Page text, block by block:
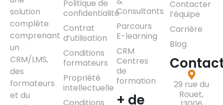
solution
complète
comprenant
un
CRM/LMS,
des
formateurs
et du
Politique de
confidentialité
Contrat
d’utilisation
Conditions
formateurs
Propriété
intellectuelle
Consultants
Parcours
E-learning
CRM
Centres
de
formation
+ de
Contacter
l’équipe
Carrière
Blog
29 rue du
Rouet,